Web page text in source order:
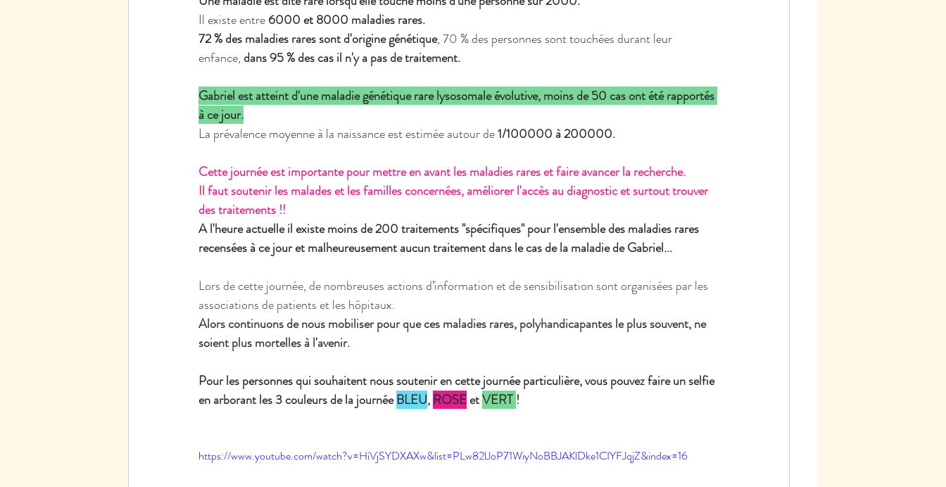
Il existe entre 6000 et 8000 maladies rares.
72 % des maladies rares sont d'origine génétique, 70 % des personnes sont touchées durant leur
enfance, dans 95 % des cas il n'y a pas de traitement.
Gabriel est atteint d'une maladie génétique rare lysosomale évolutive, moins de 50 cas ont été rapportés
à ce jour.
La prévalence moyenne à la naissance est estimée autour de 1/100000 à 200000.
Cette journée est importante pour mettre en avant les maladies rares et faire avancer la recherche.
Il faut soutenir les malades et les familles concernées, améliorer l'accès au diagnostic et surtout trouver
des traitements !!
A l'heure actuelle il existe moins de 200 traitements "spécifiques" pour l'ensemble des maladies rares
recensées à ce jour et malheureusement aucun traitement dans le cas de la maladie de Gabriel...
Lors de cette journée, de nombreuses actions d’information et de sensibilisation sont organisées par les
associations de patients et les hôpitaux.
Alors continuons de nous mobiliser pour que ces maladies rares, polyhandicapantes le plus souvent, ne
soient plus mortelles à l'avenir.
Pour les personnes qui souhaitent nous soutenir en cette journée particulière, vous pouvez faire un selfie
en arborant les 3 couleurs de la journée BLEU, ROSE et VERT !
https://www.youtube.com/watch?v=HiVjSYDXAXw&list=PLw82lJoP71WiyNoBBJAKlDke1CIYFJqjZ&index=16